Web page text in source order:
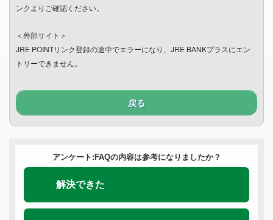
ンクよりご確認ください。
＜外部サイト＞
JRE POINTリンク登録の途中でエラーになり、JRE BANKプラスにエン
トリーできません。
戻る
アンケート:FAQの内容は参考になりましたか？
解決できた